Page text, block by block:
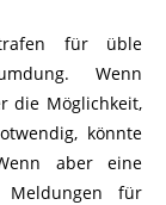
für üble
Wenn
die Möglichkeit,
könnte
aber eine
Meldungen für